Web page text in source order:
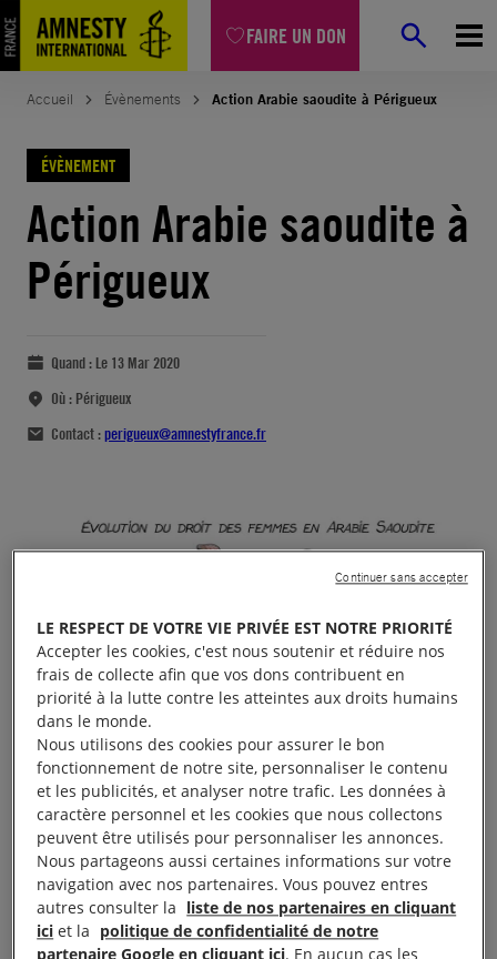
FAIRE UN DON
Accueil Évènements Action Arabie saoudite à Périgueux
ÉVÈNEMENT
Action Arabie saoudite à
Périgueux
Quand : Le 13 Mar 2020
Où : Périgueux
Contact :perigueux@amnestyfrance.fr
LE RESPECT DE VOTRE VIE PRIVÉE EST NOTRE PRIORITÉ
Accepter les cookies, c'est nous soutenir et réduire nos
frais de collecte afin que vos dons contribuent en
priorité à la lutte contre les atteintes aux droits humains
dans le monde.
Nous utilisons des cookies pour assurer le bon
fonctionnement de notre site, personnaliser le contenu
et les publicités, et analyser notre trafic. Les données à
caractère personnel et les cookies que nous collectons
peuvent être utilisés pour personnaliser les annonces.
Nous partageons aussi certaines informations sur votre
navigation avec nos partenaires. Vous pouvez entres
autres consulter la liste de nos partenaires en cliquant
ici et la politique de confidentialité de notre
partenaire Google en cliquant ici. En aucun cas les
Continuer sans accepter